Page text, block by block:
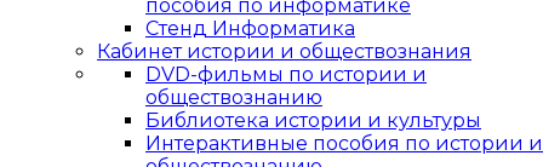
пособия по информатике
Стенд Информатика
Кабинет истории и обществознания
DVD-фильмы по истории и
обществознанию
Библиотека истории и культуры
Интерактивные пособия по истории и